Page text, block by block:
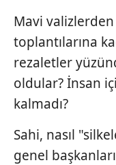
Mavi
toplantılarına
rezaletler
oldular? İnsan
kalmadı?
Sahi, nasıl
genel